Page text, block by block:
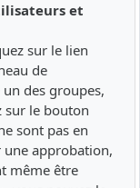
et
sur le lien
de
des groupes,
sur le bouton
sont pas en
une approbation,
même être